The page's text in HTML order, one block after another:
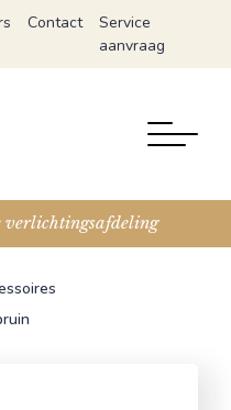
Contact
Service
aanvraag
verlichtingsafdeling